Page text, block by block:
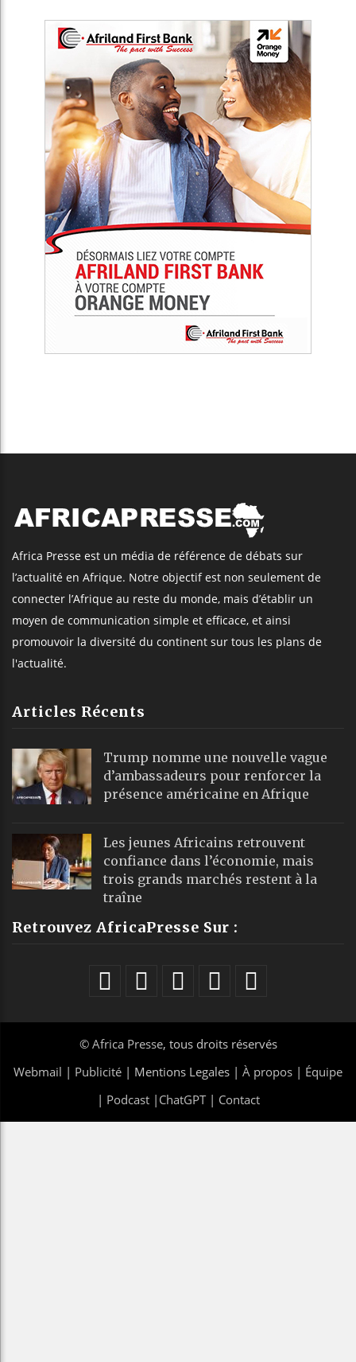
Africa Presse est un média de référence de débats sur
l’actualité en Afrique. Notre objectif est non seulement de
connecter l’Afrique au reste du monde, mais d’établir un
moyen de communication simple et efficace, et ainsi
promouvoir la diversité du continent sur tous les plans de
l'actualité.
Articles Récents
Trump nomme une nouvelle vague
d’ambassadeurs pour renforcer la
présence américaine en Afrique
Les jeunes Africains retrouvent
confiance dans l’économie, mais
trois grands marchés restent à la
traîne
Retrouvez AfricaPresse Sur :
© Africa Presse, tous droits réservés
Webmail | Publicité | Mentions Legales | À propos | Équipe
| Podcast| ChatGPT| Contact